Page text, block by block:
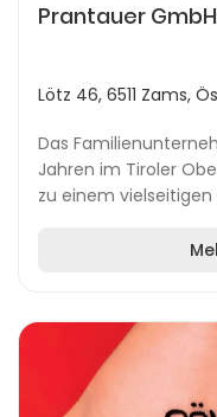
Prantauer GmbH
Lötz 46, 6511 Zams,
Das
Jahren im Tiroler
zu einem